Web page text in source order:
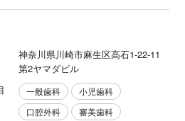
神奈川県川崎市麻生区高石1-22-11
第2ヤマダビル
一般歯科
小児歯科
口腔外科
審美歯科